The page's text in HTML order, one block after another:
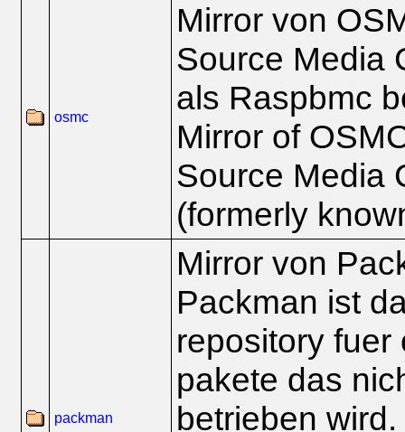
osmc
Mirror von
Source Media
als Raspbmc
Mirror of
Source Media
(formerly
packman
Mirror von
Packman ist
repository fuer
pakete das
betrieben wird.